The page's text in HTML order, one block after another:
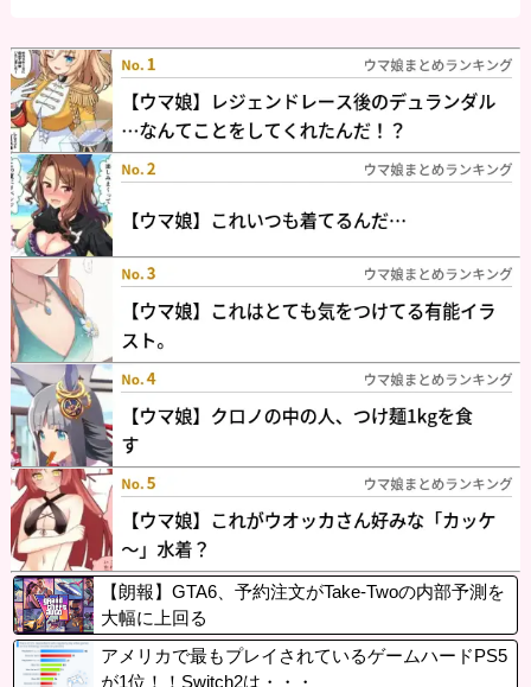
【朗報】GTA6、予約注文がTake-Twoの内部予測を
大幅に上回る
アメリカで最もプレイされているゲームハードPS5
が1位！！Switch2は・・・